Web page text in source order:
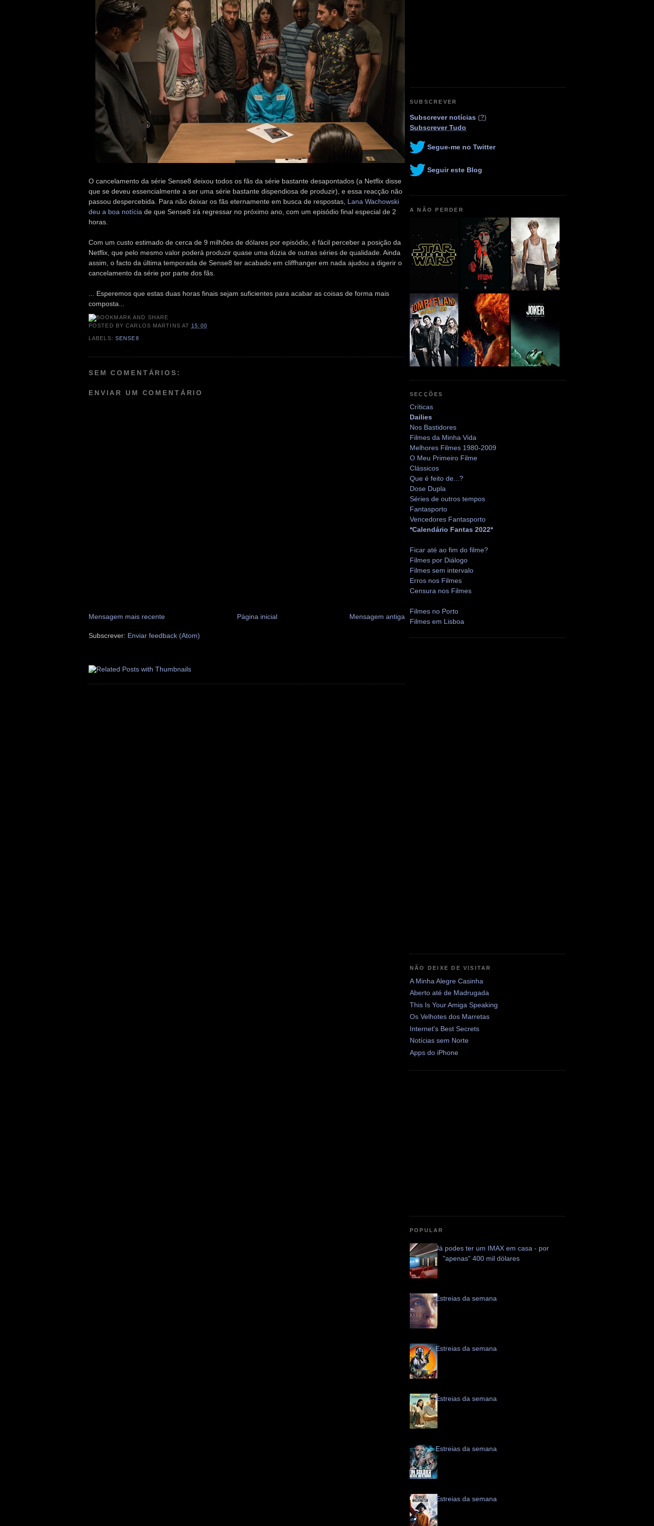
O cancelamento da série Sense8 deixou todos os fãs da série bastante desapontados (a Netflix disse
que se deveu essencialmente a ser uma série bastante dispendiosa de produzir), e essa reacção não
passou despercebida. Para não deixar os fãs eternamente em busca de respostas, Lana Wachowski
deu a boa notícia de que Sense8 irá regressar no próximo ano, com um episódio final especial de 2
horas.
Com um custo estimado de cerca de 9 milhões de dólares por episódio, é fácil perceber a posição da
Netflix, que pelo mesmo valor poderá produzir quase uma dúzia de outras séries de qualidade. Ainda
assim, o facto da última temporada de Sense8 ter acabado em cliffhanger em nada ajudou a digerir o
cancelamento da série por parte dos fãs.
... Esperemos que estas duas horas finais sejam suficientes para acabar as coisas de forma mais
composta...
POSTED BYCARLOS MARTINS AT 15:00
LABELS: SENSE8
SEM COMENTÁRIOS:
ENVIAR UM COMENTÁRIO
Mensagem mais recente Mensagem antiga
Página inicial
Subscrever: Enviar feedback (Atom)
SUBSCREVER
Subscrever notícias (?)
Subscrever Tudo
Segue-me no Twitter
Seguir este Blog
A NÃO PERDER
SECÇÕES
Críticas
Dailies
Nos Bastidores
Filmes da Minha Vida
Melhores Filmes 1980-2009
O Meu Primeiro Filme
Clássicos
Que é feito de...?
Dose Dupla
Séries de outros tempos
Fantasporto
Vencedores Fantasporto
*Calendário Fantas 2022*
Ficar até ao fim do filme?
Filmes por Diálogo
Filmes sem intervalo
Erros nos Filmes
Censura nos Filmes
Filmes no Porto
Filmes em Lisboa
NÃO DEIXE DE VISITAR
A Minha Alegre Casinha
Aberto até de Madrugada
This Is Your Amiga Speaking
Os Velhotes dos Marretas
Internet's Best Secrets
Notícias sem Norte
Apps do iPhone
POPULAR
Já podes ter um IMAX em casa - por
"apenas" 400 mil dólares
Estreias da semana
Estreias da semana
Estreias da semana
Estreias da semana
Estreias da semana